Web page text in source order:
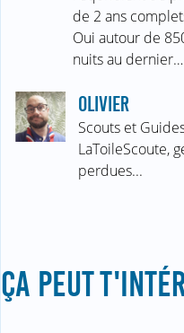
de 2 ans
Oui autour de
nuits au dernier…
OLIVIER
Scouts et
LaToileScoute,
perdues...
ÇA PEUT